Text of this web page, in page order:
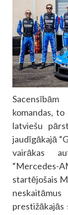
komandas,
latviešu
jaudīgākajā
vairākas
startējošais